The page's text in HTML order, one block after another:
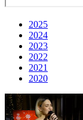
2025
2024
2023
2022
2021
2020